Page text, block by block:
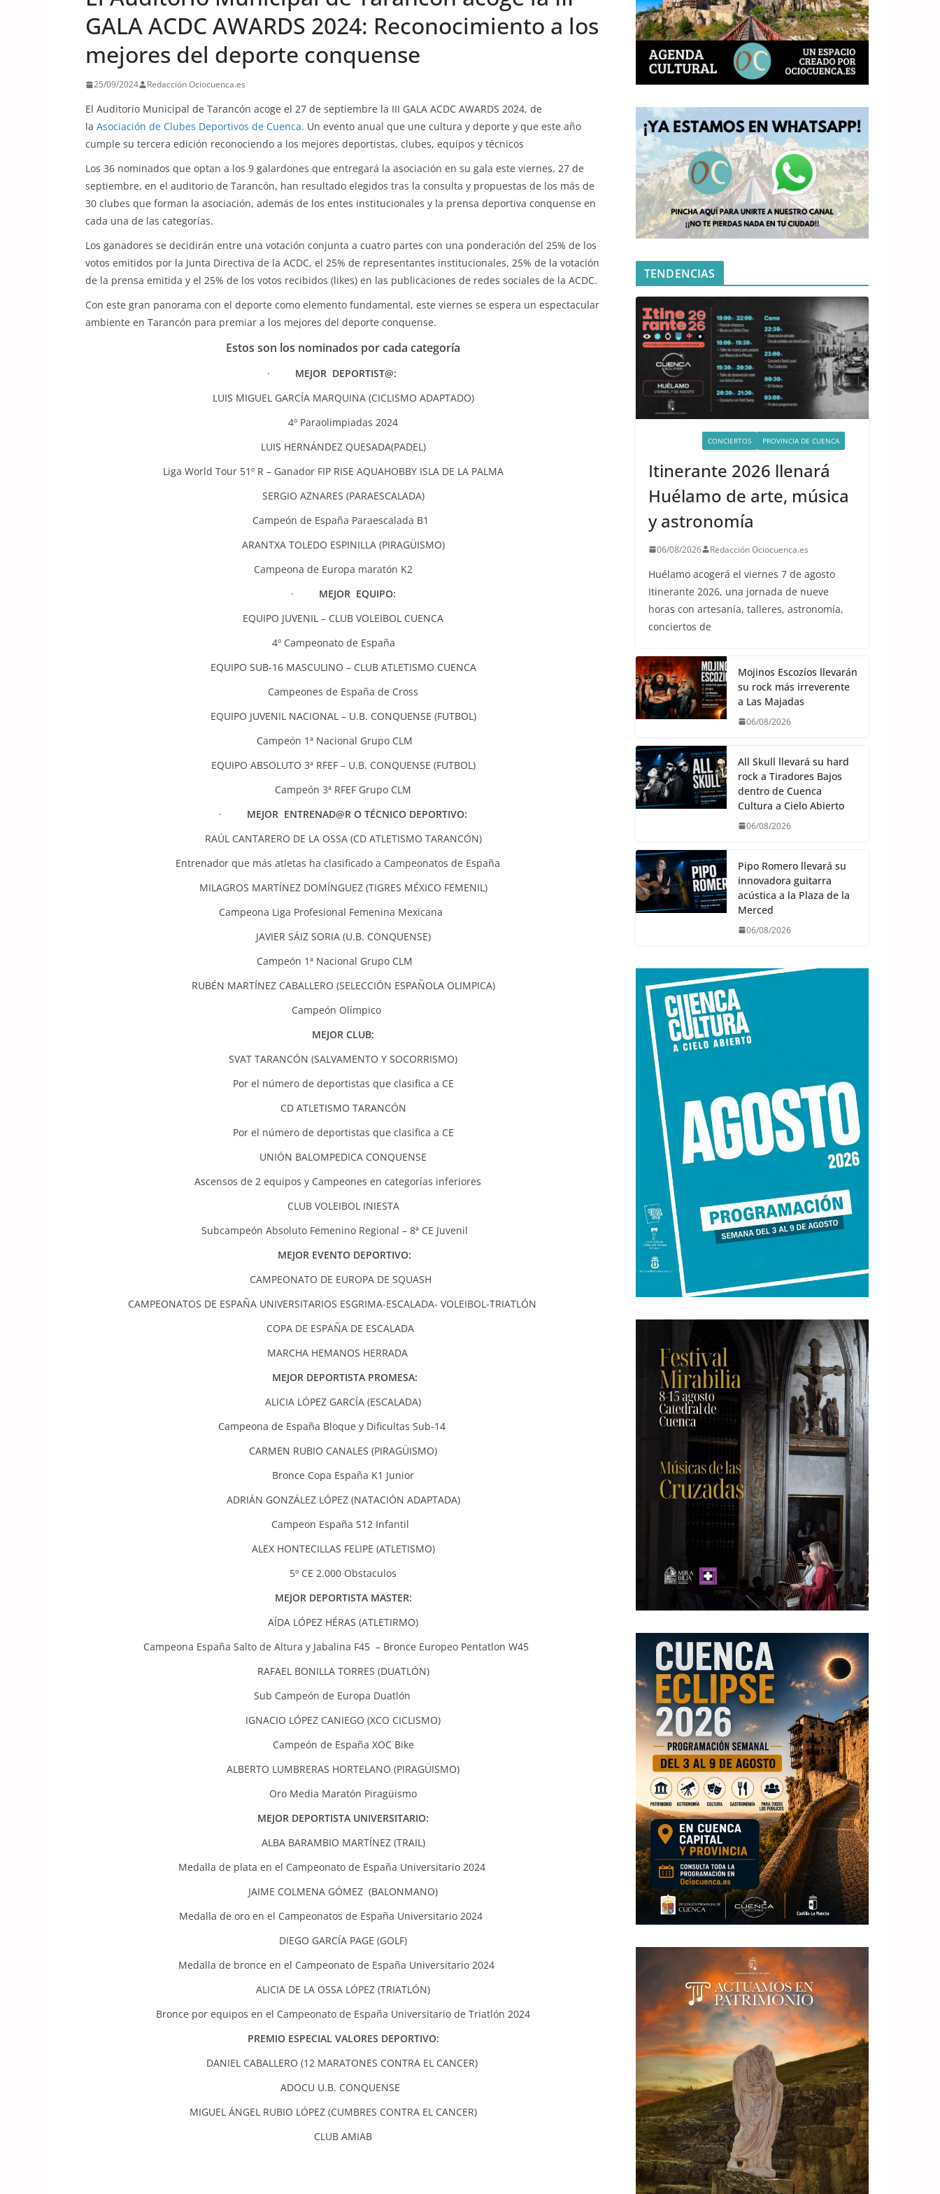
GALA ACDC AWARDS 2024: Reconocimiento a los
mejores del deporte conquense
25/09/2024 Redacción Ociocuenca.es
El Auditorio Municipal de Tarancón acoge el 27 de septiembre la III GALA ACDC AWARDS 2024, de
la Asociación de Clubes Deportivos de Cuenca. Un evento anual que une cultura y deporte y que este año
cumple su tercera edición reconociendo a los mejores deportistas, clubes, equipos y técnicos
Los 36 nominados que optan a los 9 galardones que entregará la asociación en su gala este viernes, 27 de
septiembre, en el auditorio de Tarancón, han resultado elegidos tras la consulta y propuestas de los más de
30 clubes que forman la asociación, además de los entes institucionales y la prensa deportiva conquense en
cada una de las categorías.
Los ganadores se decidirán entre una votación conjunta a cuatro partes con una ponderación del 25% de los
votos emitidos por la Junta Directiva de la ACDC, el 25% de representantes institucionales, 25% de la votación
de la prensa emitida y el 25% de los votos recibidos (likes) en las publicaciones de redes sociales de la ACDC.
Con este gran panorama con el deporte como elemento fundamental, este viernes se espera un espectacular
ambiente en Tarancón para premiar a los mejores del deporte conquense.
Estos son los nominados por cada categoría
· MEJOR DEPORTIST@:
LUIS MIGUEL GARCÍA MARQUINA (CICLISMO ADAPTADO)
4º Paraolimpiadas 2024
LUIS HERNÁNDEZ QUESADA(PADEL)
Liga World Tour 51º R – Ganador FIP RISE AQUAHOBBY ISLA DE LA PALMA
SERGIO AZNARES (PARAESCALADA)
Campeón de España Paraescalada B1
ARANTXA TOLEDO ESPINILLA (PIRAGÜISMO)
Campeona de Europa maratón K2
· MEJOR EQUIPO:
EQUIPO JUVENIL – CLUB VOLEIBOL CUENCA
4º Campeonato de España
EQUIPO SUB-16 MASCULINO – CLUB ATLETISMO CUENCA
Campeones de España de Cross
EQUIPO JUVENIL NACIONAL – U.B. CONQUENSE (FUTBOL)
Campeón 1ª Nacional Grupo CLM
EQUIPO ABSOLUTO 3ª RFEF – U.B. CONQUENSE (FUTBOL)
Campeón 3ª RFEF Grupo CLM
· MEJOR ENTRENAD@R O TÉCNICO DEPORTIVO:
RAÚL CANTARERO DE LA OSSA (CD ATLETISMO TARANCÓN)
Entrenador que más atletas ha clasificado a Campeonatos de España
MILAGROS MARTÍNEZ DOMÍNGUEZ (TIGRES MÉXICO FEMENIL)
Campeona Liga Profesional Femenina Mexicana
JAVIER SÁIZ SORIA (U.B. CONQUENSE)
Campeón 1ª Nacional Grupo CLM
RUBÉN MARTÍNEZ CABALLERO (SELECCIÓN ESPAÑOLA OLIMPICA)
Campeón Olímpico
MEJOR CLUB:
SVAT TARANCÓN (SALVAMENTO Y SOCORRISMO)
Por el número de deportistas que clasifica a CE
CD ATLETISMO TARANCÓN
Por el número de deportistas que clasifica a CE
UNIÓN BALOMPEDICA CONQUENSE
Ascensos de 2 equipos y Campeones en categorías inferiores
CLUB VOLEIBOL INIESTA
Subcampeón Absoluto Femenino Regional – 8ª CE Juvenil
MEJOR EVENTO DEPORTIVO:
CAMPEONATO DE EUROPA DE SQUASH
CAMPEONATOS DE ESPAÑA UNIVERSITARIOS ESGRIMA-ESCALADA- VOLEIBOL-TRIATLÓN
COPA DE ESPAÑA DE ESCALADA
MARCHA HEMANOS HERRADA
MEJOR DEPORTISTA PROMESA:
ALICIA LÓPEZ GARCÍA (ESCALADA)
Campeona de España Bloque y Dificultas Sub-14
CARMEN RUBIO CANALES (PIRAGÜISMO)
Bronce Copa España K1 Junior
ADRIÁN GONZÁLEZ LÓPEZ (NATACIÓN ADAPTADA)
Campeon España S12 Infantil
ALEX HONTECILLAS FELIPE (ATLETISMO)
5º CE 2.000 Obstaculos
MEJOR DEPORTISTA MASTER:
AÍDA LÓPEZ HÉRAS (ATLETIRMO)
Campeona España Salto de Altura y Jabalina F45 – Bronce Europeo Pentatlon W45
RAFAEL BONILLA TORRES (DUATLÓN)
Sub Campeón de Europa Duatlón
IGNACIO LÓPEZ CANIEGO (XCO CICLISMO)
Campeón de España XOC Bike
ALBERTO LUMBRERAS HORTELANO (PIRAGÜISMO)
Oro Media Maratón Piragüismo
MEJOR DEPORTISTA UNIVERSITARIO:
ALBA BARAMBIO MARTÍNEZ (TRAIL)
Medalla de plata en el Campeonato de España Universitario 2024
JAIME COLMENA GÓMEZ (BALONMANO)
Medalla de oro en el Campeonatos de España Universitario 2024
DIEGO GARCÍA PAGE (GOLF)
Medalla de bronce en el Campeonato de España Universitario 2024
ALICIA DE LA OSSA LÓPEZ (TRIATLÓN)
Bronce por equipos en el Campeonato de España Universitario de Triatlón 2024
PREMIO ESPECIAL VALORES DEPORTIVO:
DANIEL CABALLERO (12 MARATONES CONTRA EL CANCER)
ADOCU U.B. CONQUENSE
MIGUEL ÁNGEL RUBIO LÓPEZ (CUMBRES CONTRA EL CANCER)
CLUB AMIAB
TENDENCIAS
CONCIERTOS PROVINCIA DE CUENCA
Itinerante 2026 llenará
Huélamo de arte, música
y astronomía
06/08/2026 Redacción Ociocuenca.es
Huélamo acogerá el viernes 7 de agosto
Itinerante 2026, una jornada de nueve
horas con artesanía, talleres, astronomía,
conciertos de
Mojinos Escozíos llevarán
su rock más irreverente
a Las Majadas
06/08/2026
All Skull llevará su hard
rock a Tiradores Bajos
dentro de Cuenca
Cultura a Cielo Abierto
06/08/2026
Pipo Romero llevará su
innovadora guitarra
acústica a la Plaza de la
Merced
06/08/2026